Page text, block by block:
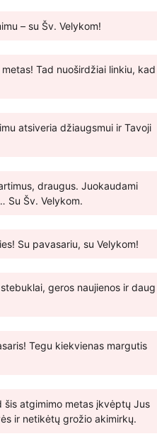
– su Šv. Velykom!
Tad nuoširdžiai linkiu, kad
atsiveria džiaugsmui ir Tavoji
draugus. Juokaudami
Su Šv. Velykom.
Su pavasariu, su Velykom!
geros naujienos ir daug
Tegu kiekvienas margutis
šis atgimimo metas įkvėptų Jus
ir netikėtų grožio akimirkų.